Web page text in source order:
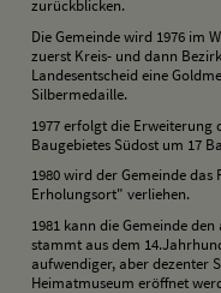
zurückblicken.
Die Gemeinde wird 1976 im
zuerst Kreis- und dann
Landesentscheid eine
Silbermedaille.
1977 erfolgt die Erweiterung
Baugebietes Südost um 17
1980 wird der Gemeinde
Erholungsort" verliehen.
1981 kann die Gemeinde
stammt aus dem
aufwendiger, aber dezenter
Heimatmuseum eröffnet